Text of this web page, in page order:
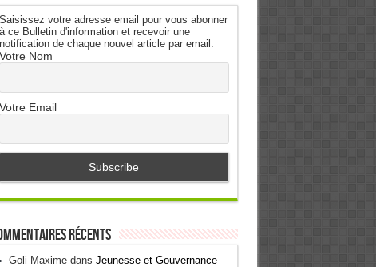
Saisissez votre adresse email pour vous abonner
à ce Bulletin d'information et recevoir une
notification de chaque nouvel article par email.
Votre Nom
Votre Email
récents
Goli Maximedans Jeunesse et Gouvernance